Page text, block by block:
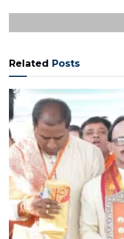
Related Posts